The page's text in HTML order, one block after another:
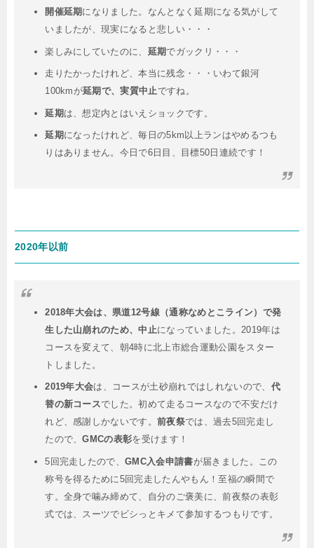
開催延期 になりました。なんとなく延期になる気がして
いましたが、現実になると悲しい・・・
楽しみにしていたのに、 延期 でガックリ・・・
走りたかったけれど、本当に残念・・・いわて銀河
100kmが延期で、実質中止ですね。
延期は、想定内とはいえショックです。
延期 になったけれど、毎日の5km以上ランはやめるつも
りはありません。今日で6日目、目標50日連続です！
2020年以前
2018年大会は、県道12号線（通称なめとこライン）で発
生した山崩れのため、中止になっていました。2019年は
コースを変えて、朝4時に北上市総合運動公園をスター
トしました。
2019年大会は、コースが土砂崩れではしれないので、 代
替の新コースでした。初めて走るコースなので不安だけ
れど、感謝しかないです。前夜祭では、過去5回完走し
たので、GMCの表彰を受けます！
5回完走したので、GMC入会申請書が届きました。この
称号を得るために5回完走したんやもん！至福の瞬間で
す。全身で噛み締めて、自分のご褒美に、前夜祭の表彰
式では、スーツでビシっとキメて参加するつもりです。